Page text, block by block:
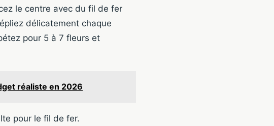
le centre avec du fil de fer
délicatement chaque
pour 5 à 7 fleurs et
réaliste en 2026
pour le fil de fer.